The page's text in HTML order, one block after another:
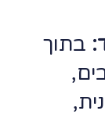
בתוך